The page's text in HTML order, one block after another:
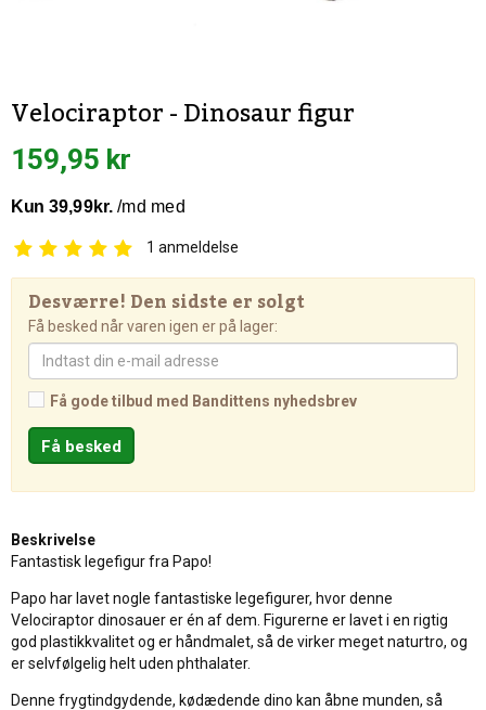
Velociraptor - Dinosaur figur
159,95 kr
1 anmeldelse
Desværre! Den sidste er solgt
Få besked når varen igen er på lager:
Få gode tilbud med Bandittens nyhedsbrev
Beskrivelse
Fantastisk legefigur fra Papo!
Papo har lavet nogle fantastiske legefigurer, hvor denne
Velociraptor dinosauer er én af dem. Figurerne er lavet i en rigtig
god plastikkvalitet og er håndmalet, så de virker meget naturtro, og
er selvfølgelig helt uden phthalater.
Denne frygtindgydende, kødædende dino kan åbne munden, så